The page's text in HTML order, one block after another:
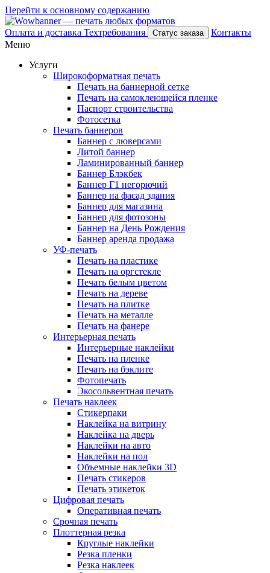
Перейти к основному содержанию
Оплата и доставка Техтребования Статус заказа
Контакты
Меню
Услуги
Широкоформатная печать
Печать на баннерной сетке
Печать на самоклеющейся пленке
Паспорт строительства
Фотосетка
Печать баннеров
Баннер с люверсами
Литой баннер
Ламинированный баннер
Баннер Блэкбек
Баннер Г1 негорючий
Баннер на фасад здания
Баннер для магазина
Баннер для фотозоны
Баннер на День Рождения
Баннер аренда продажа
УФ-печать
Печать на пластике
Печать на оргстекле
Печать белым цветом
Печать на дереве
Печать на плитке
Печать на металле
Печать на фанере
Интерьерная печать
Интерьерные наклейки
Печать на пленке
Печать на бэклите
Фотопечать
Экосольвентная печать
Печать наклеек
Стикерпаки
Наклейка на витрину
Наклейка на дверь
Наклейки на авто
Наклейки на пол
Объемные наклейки 3D
Печать стикеров
Печать этикеток
Цифровая печать
Оперативная печать
Срочная печать
Плоттерная резка
Круглые наклейки
Резка пленки
Резка наклеек